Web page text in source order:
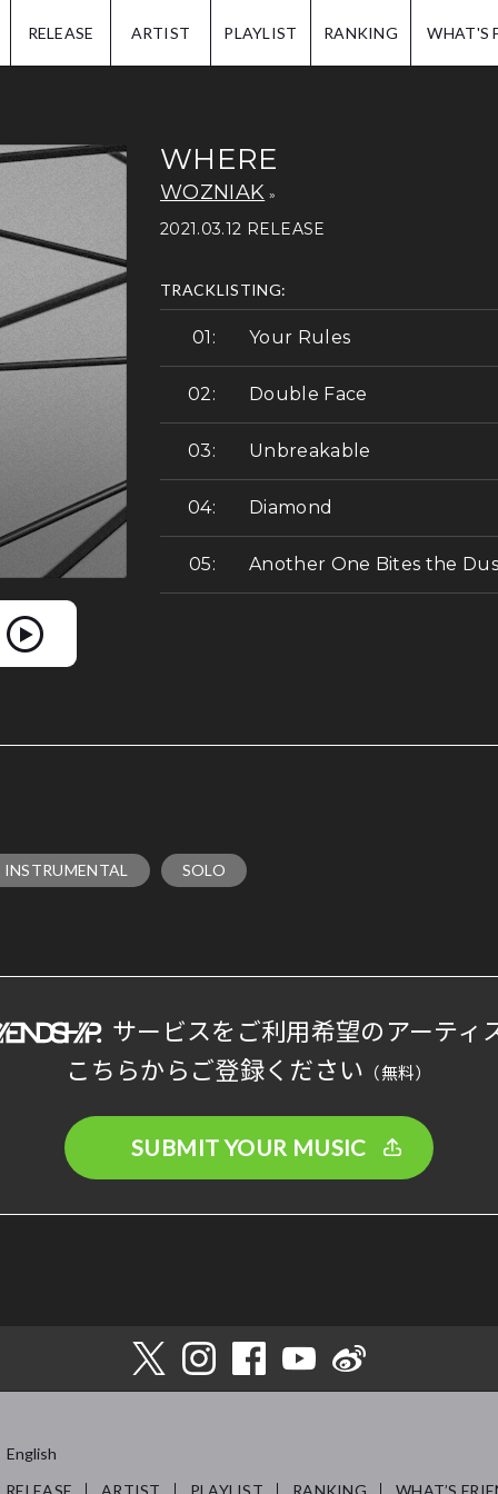
RELEASE ARTIST PLAYLIST RANKING WHAT'S
WHERE
WOZNIAK
2021.03.12 RELEASE
TRACKLISTING:
Your Rules
Double Face
Unbreakable
Diamond
Another One Bites the
INSTRUMENTAL SOLO
サービスをご利用希望のアーティ
こちらからご登録ください （無料）
SUBMIT YOUR MUSIC
English
RELEASE ARTIST PLAYLIST RANKING WHAT’S